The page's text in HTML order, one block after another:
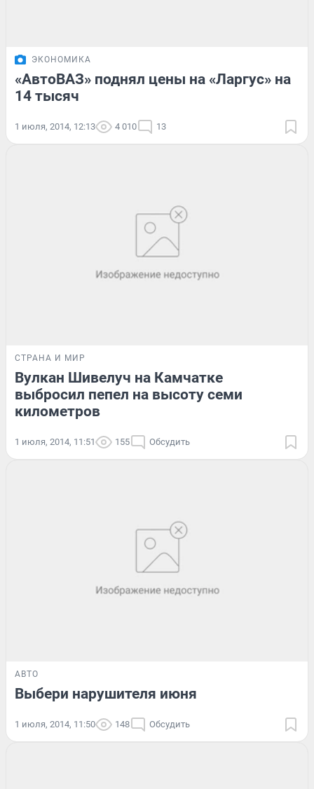
ЭКОНОМИКА
«АвтоВАЗ» поднял цены на «Ларгус» на
14 тысяч
1 июля, 2014, 12:13 4 010 13
СТРАНА И МИР
Вулкан Шивелуч на Камчатке
выбросил пепел на высоту семи
километров
1 июля, 2014, 11:51 155 Обсудить
АВТО
Выбери нарушителя июня
1 июля, 2014, 11:50 148 Обсудить